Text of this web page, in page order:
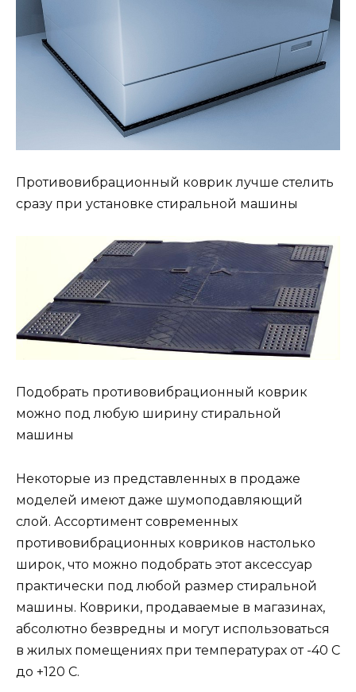
Противовибрационный коврик лучше стелить
сразу при установке стиральной машины
Подобрать противовибрационный коврик
можно под любую ширину стиральной
машины
Некоторые из представленных в продаже
моделей имеют даже шумоподавляющий
слой. Ассортимент современных
противовибрационных ковриков настолько
широк, что можно подобрать этот аксессуар
практически под любой размер стиральной
машины. Коврики, продаваемые в магазинах,
абсолютно безвредны и могут использоваться
в жилых помещениях при температурах от -40 С
до +120 С.